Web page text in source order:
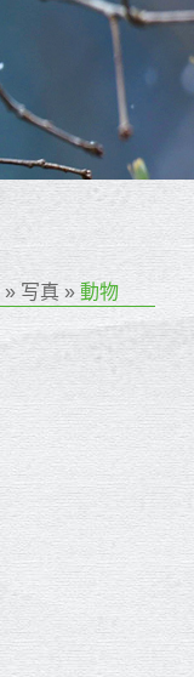
» 写真 » 動物